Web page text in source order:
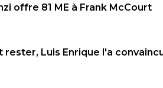
offre 81 ME à Frank McCourt
rester, Luis Enrique l'a